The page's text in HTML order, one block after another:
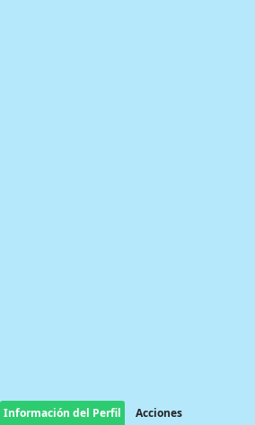
Información del Perfil Acciones